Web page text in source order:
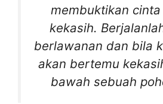
membuktikan
kekasih.
berlawanan dan bila
akan bertemu
bawah sebuah